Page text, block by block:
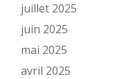
juillet 2025
juin 2025
mai 2025
avril 2025